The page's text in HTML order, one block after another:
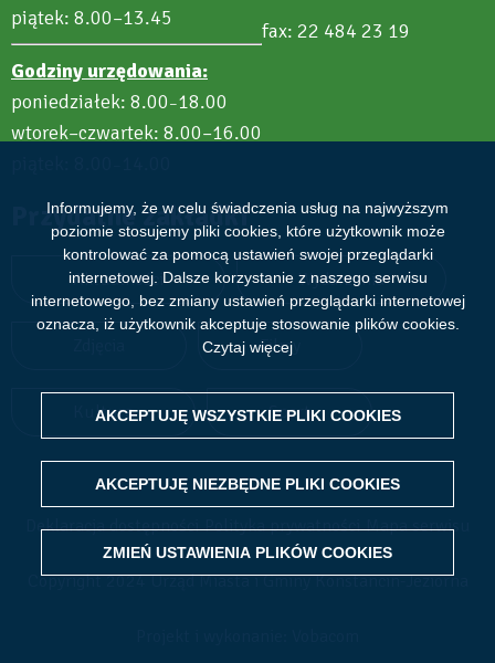
Informujemy, że w celu świadczenia usług na najwyższym
poziomie stosujemy pliki cookies, które użytkownik może
kontrolować za pomocą ustawień swojej przeglądarki
internetowej. Dalsze korzystanie z naszego serwisu
internetowego, bez zmiany ustawień przeglądarki internetowej
oznacza, iż użytkownik akceptuje stosowanie plików cookies.
Czytaj więcej
AKCEPTUJĘ WSZYSTKIE PLIKI COOKIES
AKCEPTUJĘ NIEZBĘDNE PLIKI COOKIES
WITHDRAW CONSENT
ZMIEŃ USTAWIENIA PLIKÓW COOKIES
piątek: 8.00–13.45
Godziny urzędowania:
poniedziałek: 8.00–18.00
wtorek–czwartek: 8.00–16.00
fax: 22 484 23 19
Przydatne zakładki
Aktualności Wydarzenia
Filmy
Kultura Sport
Copyright 2024 Urząd Miasta i Gminy Konstancin-Jeziorna
Deklaracja dostępności Polityka prywatności Mapa serwisu